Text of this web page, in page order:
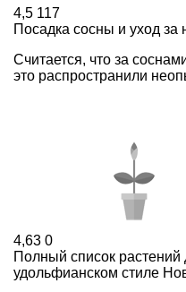
4,5 117
Посадка сосны и уход за
Считается, что за
это распространили
4,63 0
Полный список растений
удольфианском стиле